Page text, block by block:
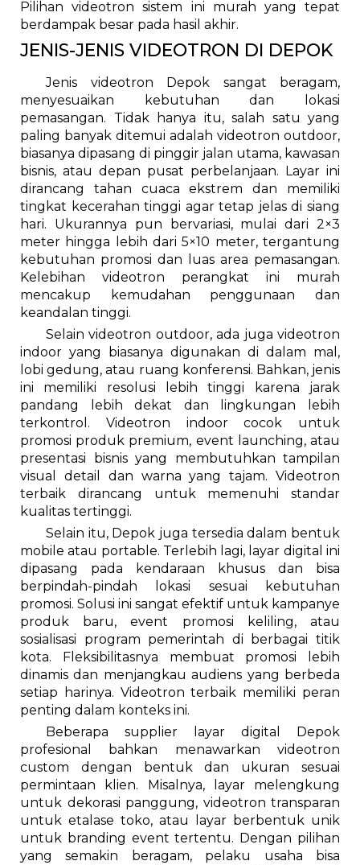
Pilihan videotron sistem ini murah yang tepat
berdampak besar pada hasil akhir.
JENIS-JENIS VIDEOTRON DI DEPOK
Jenis videotron Depok sangat beragam,
menyesuaikan kebutuhan dan lokasi
pemasangan. Tidak hanya itu, salah satu yang
paling banyak ditemui adalah videotron outdoor,
biasanya dipasang di pinggir jalan utama, kawasan
bisnis, atau depan pusat perbelanjaan. Layar ini
dirancang tahan cuaca ekstrem dan memiliki
tingkat kecerahan tinggi agar tetap jelas di siang
hari. Ukurannya pun bervariasi, mulai dari 2×3
meter hingga lebih dari 5×10 meter, tergantung
kebutuhan promosi dan luas area pemasangan.
Kelebihan videotron perangkat ini murah
mencakup kemudahan penggunaan dan
keandalan tinggi.
Selain videotron outdoor, ada juga videotron
indoor yang biasanya digunakan di dalam mal,
lobi gedung, atau ruang konferensi. Bahkan, jenis
ini memiliki resolusi lebih tinggi karena jarak
pandang lebih dekat dan lingkungan lebih
terkontrol. Videotron indoor cocok untuk
promosi produk premium, event launching, atau
presentasi bisnis yang membutuhkan tampilan
visual detail dan warna yang tajam. Videotron
terbaik dirancang untuk memenuhi standar
kualitas tertinggi.
Selain itu, Depok juga tersedia dalam bentuk
mobile atau portable. Terlebih lagi, layar digital ini
dipasang pada kendaraan khusus dan bisa
berpindah-pindah lokasi sesuai kebutuhan
promosi. Solusi ini sangat efektif untuk kampanye
produk baru, event promosi keliling, atau
sosialisasi program pemerintah di berbagai titik
kota. Fleksibilitasnya membuat promosi lebih
dinamis dan menjangkau audiens yang berbeda
setiap harinya. Videotron terbaik memiliki peran
penting dalam konteks ini.
Beberapa supplier layar digital Depok
profesional bahkan menawarkan videotron
custom dengan bentuk dan ukuran sesuai
permintaan klien. Misalnya, layar melengkung
untuk dekorasi panggung, videotron transparan
untuk etalase toko, atau layar berbentuk unik
untuk branding event tertentu. Dengan pilihan
yang semakin beragam, pelaku usaha bisa